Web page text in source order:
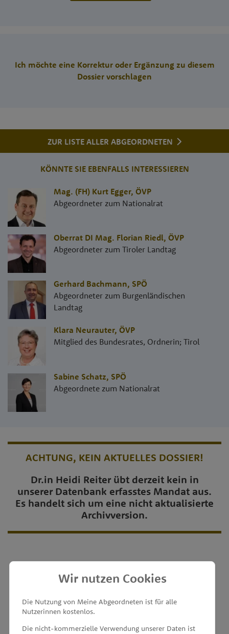
Ich möchte eine Korrektur oder Ergänzung zu diesem
Dossier vorschlagen
ZUR LISTE ALLER ABGEORDNETEN
KÖNNTE SIE EBENFALLS INTERESSIEREN
Mag. (FH) Kurt Egger, ÖVP
Abgeordneter zum Nationalrat
Oberrat DI Mag. Florian Riedl, ÖVP
Abgeordneter zum Tiroler Landtag
Gerhard Bachmann, SPÖ
Abgeordneter zum Burgenländischen
Landtag
Klara Neurauter, ÖVP
Mitglied des Bundesrates, Ordnerin; Tirol
Sabine Schatz, SPÖ
Abgeordnete zum Nationalrat
ACHTUNG, KEIN AKTUELLES DOSSIER!
Dr.in Heidi Reiter übt derzeit kein in
unserer Datenbank erfasstes Mandat aus.
Es handelt sich um eine nicht aktualisierte
Archivversion.
MEINE ABGEORDNETEN
unterstützt von
Wir nutzen Cookies
Die Nutzung von Meine Abgeordneten ist für alle
Nutzerinnen kostenlos.
Die nicht-kommerzielle Verwendung unserer Daten ist